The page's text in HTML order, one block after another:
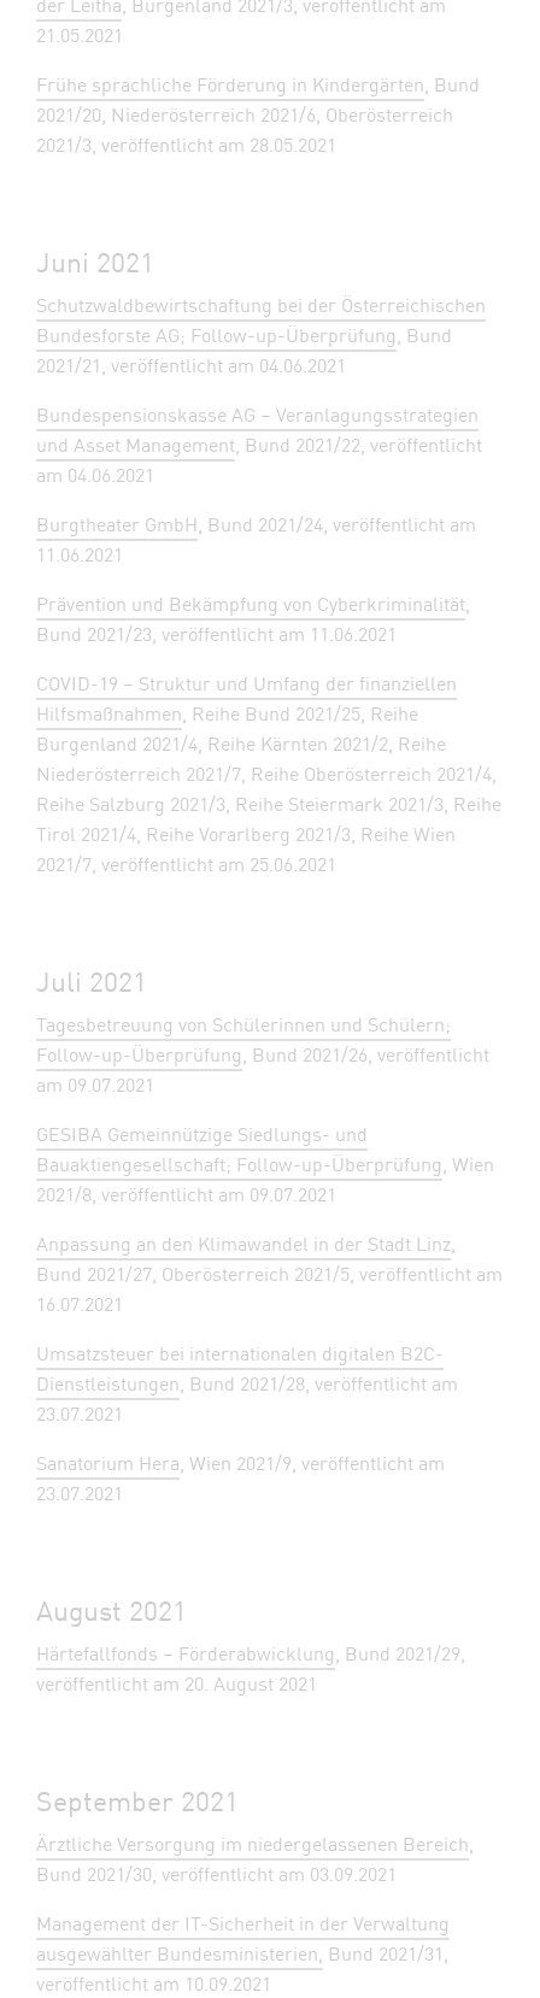
21.05.2021
Frühe sprachliche Förderung in Kindergärten, Bund
2021/20, Niederösterreich 2021/6, Oberösterreich
2021/3, veröffentlicht am 28.05.2021
Juni 2021
Schutzwaldbewirtschaftung bei der Österreichischen
Bundesforste AG; Follow-up-Überprüfung, Bund
2021/21, veröffentlicht am 04.06.2021
Bundespensionskasse AG – Veranlagungsstrategien
und Asset Management, Bund 2021/22, veröffentlicht
am 04.06.2021
Burgtheater GmbH, Bund 2021/24, veröffentlicht am
11.06.2021
Prävention und Bekämpfung von Cyberkriminalität,
Bund 2021/23, veröffentlicht am 11.06.2021
COVID-19 – Struktur und Umfang der finanziellen
Hilfsmaßnahmen, Reihe Bund 2021/25, Reihe
Burgenland 2021/4, Reihe Kärnten 2021/2, Reihe
Niederösterreich 2021/7, Reihe Oberösterreich 2021/4,
Reihe Salzburg 2021/3, Reihe Steiermark 2021/3, Reihe
Tirol 2021/4, Reihe Vorarlberg 2021/3, Reihe Wien
2021/7, veröffentlicht am 25.06.2021
Juli 2021
Tagesbetreuung von Schülerinnen und Schülern;
Follow-up-Überprüfung, Bund 2021/26, veröffentlicht
am 09.07.2021
GESIBA Gemeinnützige Siedlungs- und
Bauaktiengesellschaft; Follow-up-Überprüfung, Wien
2021/8, veröffentlicht am 09.07.2021
Anpassung an den Klimawandel in der Stadt Linz,
Bund 2021/27, Oberösterreich 2021/5, veröffentlicht am
16.07.2021
Umsatzsteuer bei internationalen digitalen B2C-
Dienstleistungen, Bund 2021/28, veröffentlicht am
23.07.2021
Sanatorium Hera, Wien 2021/9, veröffentlicht am
23.07.2021
August 2021
Härtefallfonds – Förderabwicklung, Bund 2021/29,
veröffentlicht am 20. August 2021
September 2021
Ärztliche Versorgung im niedergelassenen Bereich,
Bund 2021/30, veröffentlicht am 03.09.2021
Management der IT-Sicherheit in der Verwaltung
ausgewählter Bundesministerien, Bund 2021/31,
veröffentlicht am 10.09.2021